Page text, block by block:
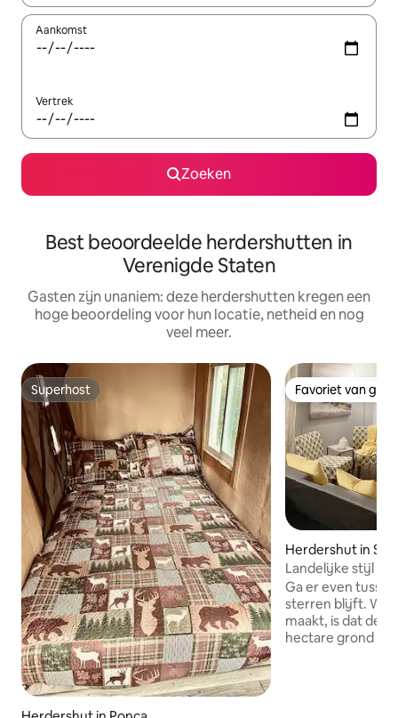
Aankomst
Vertrek
Zoeken
Best beoordeelde herdershutten in
Verenigde Staten
Gasten zijn unaniem: deze herdershutten kregen een
hoge beoordeling voor hun locatie, netheid en nog
veel meer.
Superhost
Superhost Favoriet van
Favoriet van
Herdershut in
Landelijke stijl
Ga er even
sterren blijft. Wat
maakt, is dat de
hectare grond